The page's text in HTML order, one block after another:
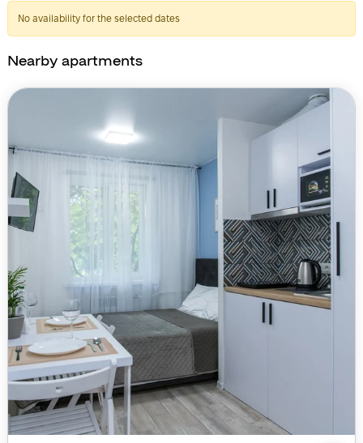
No availability for the selected dates
Nearby apartments